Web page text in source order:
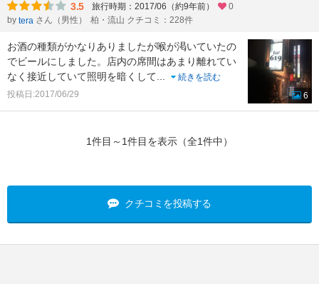
3.5 旅行時期：2017/06（約9年前）
0
by tera さん（男性） 柏・流山 クチコミ：228件
お酒の種類がかなりありましたが喉が渇いていたの
でビールにしました。店内の席間はあまり離れてい
なく接近していて照明を暗くして...
続きを読む
投稿日:2017/06/29
6
1件目～1件目を表示（全1件中）
クチコミを投稿する